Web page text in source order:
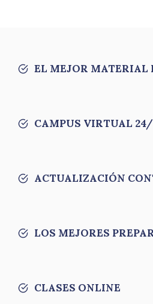
EL MEJOR MATERIAL
CAMPUS VIRTUAL
ACTUALIZACIÓN
LOS MEJORES
CLASES ONLINE